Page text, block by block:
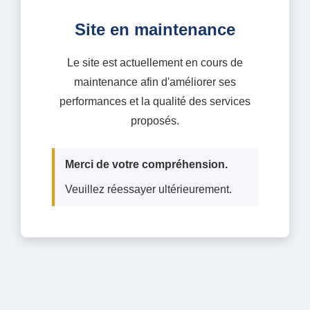
Site en maintenance
Le site est actuellement en cours de
maintenance afin d'améliorer ses
performances et la qualité des services
proposés.
Merci de votre compréhension.
Veuillez réessayer ultérieurement.